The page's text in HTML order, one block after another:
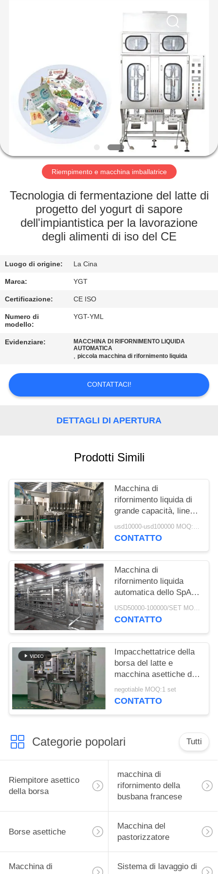
PRODOTTI
VIDEO
MOSTRA
VR
CIRCA
FABBRICA
CONTROLLO
DI
QUALITÀ
CONTATTICI
NOTIZIE
SITO
PRIVACY
POLICY
Riempimento e macchina imballatrice
Tecnologia di fermentazione del latte di
progetto del yogurt di sapore
dell'impiantistica per la lavorazione
degli alimenti di iso del CE
Luogo di origine: La Cina
Marca: YGT
Certificazione: CE ISO
Numero di
modello:
YGT-YML
Evidenziare:
MACCHINA DI RIFORNIMENTO LIQUIDA
AUTOMATICA
,piccola macchina di rifornimento liquida
CONTATTACI!
DETTAGLI DI APERTURA
Prodotti Simili
Macchina di
rifornimento liquida di
grande capacità, linea
di produzione del
succo a basso rumore
usd10000-usd100000 MOQ:1 set
CONTATTO
Macchina di
rifornimento liquida
automatica dello SpA
con tubolare o
metropolitana nello
USD50000-100000/SET MOQ:1 set
CONTATTO
Impacchettatrice della
borsa del latte e
macchina asettiche di
sigillamento per 5l/10l
20l 30l 50l 100l 220l
negotiable MOQ:1 set
CONTATTO
Categorie popolari Tutti
Riempitore asettico
della borsa
macchina di
rifornimento della
busbana francese
Borse asettiche
Macchina del
pastorizzatore
Macchina di
Sistema di lavaggio di